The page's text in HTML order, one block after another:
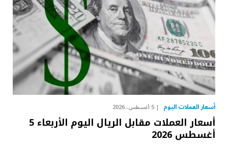
أسعار العملات اليوم 5 أغسطس، 2026
أسعار العملات مقابل الريال اليوم الأربعاء 5
أغسطس 2026